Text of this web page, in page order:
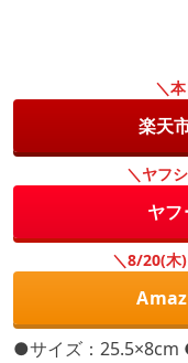
＼
楽天
＼ヤフ
ヤ
＼8/20(木
●サイズ：